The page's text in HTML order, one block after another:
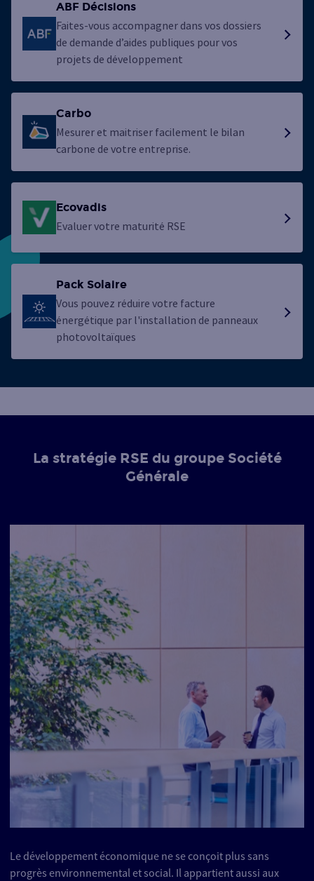
ABF Décisions
Faites-vous accompagner dans vos dossiers
de demande d’aides publiques pour vos
projets de développement
Carbo
Mesurer et maitriser facilement le bilan
carbone de votre entreprise.
Ecovadis
Evaluer votre maturité RSE
Pack Solaire
Vous pouvez réduire votre facture
énergétique par l'installation de panneaux
photovoltaïques
La stratégie RSE du groupe Société
Générale
Le développement économique ne se conçoit plus sans
progrès environnemental et social. Il appartient aussi aux